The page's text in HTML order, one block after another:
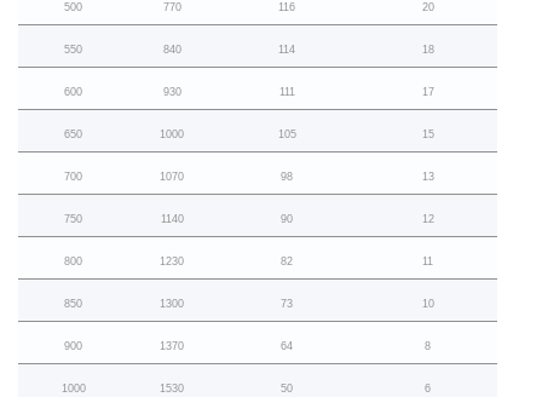
500 770 116 20
550 840 114 18
600 930 111 17
650 1000 105 15
700 1070 98 13
750 1140 90 12
800 1230 82 11
850 1300 73 10
900 1370 64 8
1000 1530 50 6